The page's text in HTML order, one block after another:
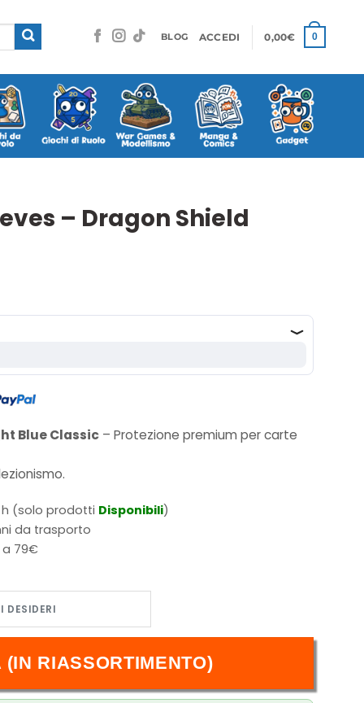
BLOG ACCEDI 0,00€ 0
– Dragon Shield
Blue Classic– Protezione premium per carte
.
(solo prodotti Disponibili)
da trasporto
a 79€
Japanese (60) quantità
(IN RIASSORTIMENTO)